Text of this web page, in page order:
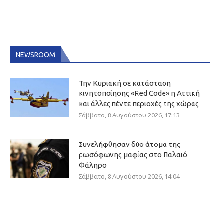
NEWSROOM
Την Κυριακή σε κατάσταση
κινητοποίησης «Red Code» η Αττική
και άλλες πέντε περιοχές της χώρας
Σάββατο, 8 Αυγούστου 2026, 17:13
Συνελήφθησαν δύο άτομα της
ρωσόφωνης μαφίας στο Παλαιό
Φάληρο
Σάββατο, 8 Αυγούστου 2026, 14:04